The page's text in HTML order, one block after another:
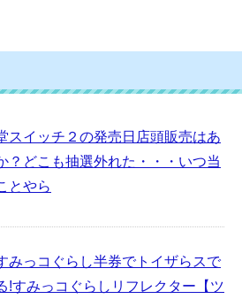
スイッチ２の発売日店頭販売はあ
？どこも抽選外れた・・・いつ当
とやら
みっコぐらし半券でトイザらスで
!すみっコぐらしリフレクター【ツ